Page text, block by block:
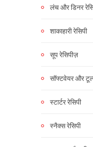
लंच और डिनर
शाकाहारी रेसिपी
सूप रेसिपीज़
सॉफ्टवेयर और
स्टार्टर रेसिपी
स्नैक्स रेसिपी